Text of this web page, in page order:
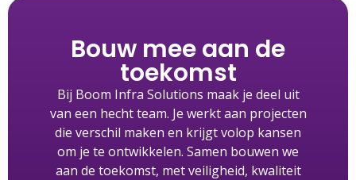
Bouw mee aan de
toekomst
Bij Boom Infra Solutions maak je deel uit
van een hecht team. Je werkt aan projecten
die verschil maken en krijgt volop kansen
om je te ontwikkelen. Samen bouwen we
aan de toekomst, met veiligheid, kwaliteit